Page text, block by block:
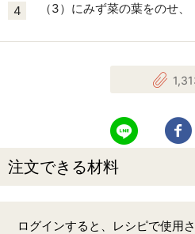
4 （3）にみず菜の葉をのせ
LINEで送る
注文できる材料
ログインすると、レシピで使用